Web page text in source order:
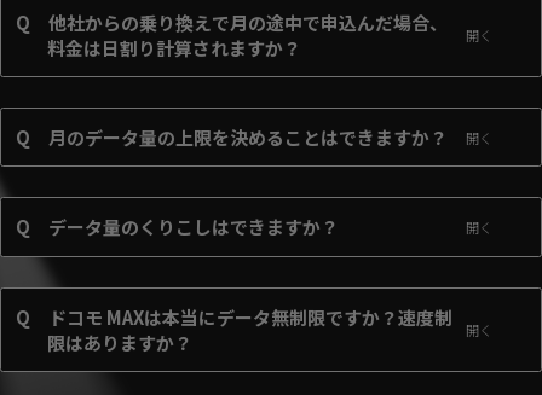
Q
他社からの乗り換えで月の途中で申込んだ場合、
料金は日割り計算されますか？
Q 月のデータ量の上限を決めることはできますか？
Q データ量のくりこしはできますか？
Q
ドコモ MAXは本当にデータ無制限ですか？速度制
限はありますか？